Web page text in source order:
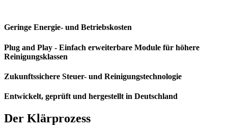
Geringe Energie- und Betriebskosten
Plug and Play - Einfach erweiterbare Module für höhere
Reinigungsklassen
Zukunftssichere Steuer- und Reinigungs­technologie
Entwickelt, geprüft und hergestellt in Deutschland
Der Klärprozess